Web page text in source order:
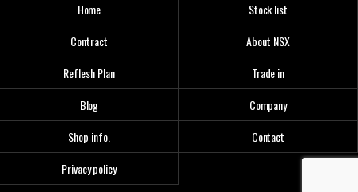
Home
Stock list
Contract
About NSX
Reflesh Plan
Trade in
Blog
Company
Shop info.
Contact
Privacy policy